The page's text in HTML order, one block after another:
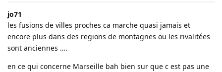
jo71
les fusions de villes proches ca marche quasi jamais et
encore plus dans des regions de montagnes ou les rivalitées
sont anciennes ….
en ce qui concerne Marseille bah bien sur que c est pas une